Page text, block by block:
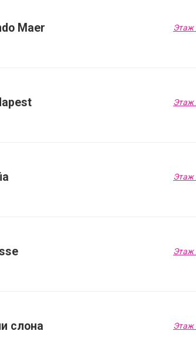
Maer Этаж
Этаж
Этаж
Этаж
слона Этаж